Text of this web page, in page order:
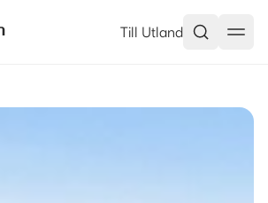
Till Utland